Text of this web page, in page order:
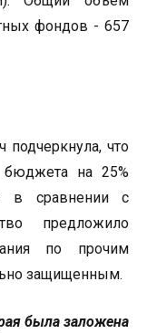
фондов - 657
подчеркнула, что
бюджета на 25%
в сравнении с
предложило
по прочим
защищенным.
была заложена